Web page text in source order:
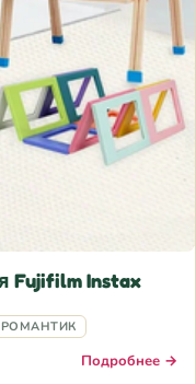
Instax
РОМАНТИК
Подробнее →